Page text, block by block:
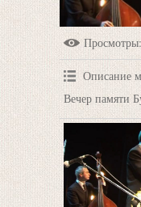
Просмотры
Описание
Вечер памяти